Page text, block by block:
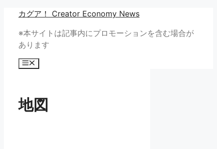
カグア！ Creator Economy News
※本サイトは記事内にプロモーションを含む場合が
あります
メ
地図